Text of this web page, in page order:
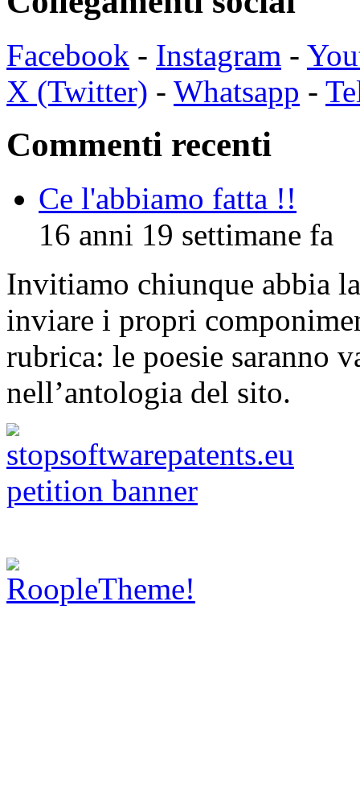
Facebook - Instagram -
X (Twitter) - Whatsapp -
Commenti recenti
Ce l'abbiamo fatta !!
16 anni 19 settimane fa
Invitiamo chiunque abbia
inviare i propri
rubrica: le poesie saranno
nell’antologia del sito.